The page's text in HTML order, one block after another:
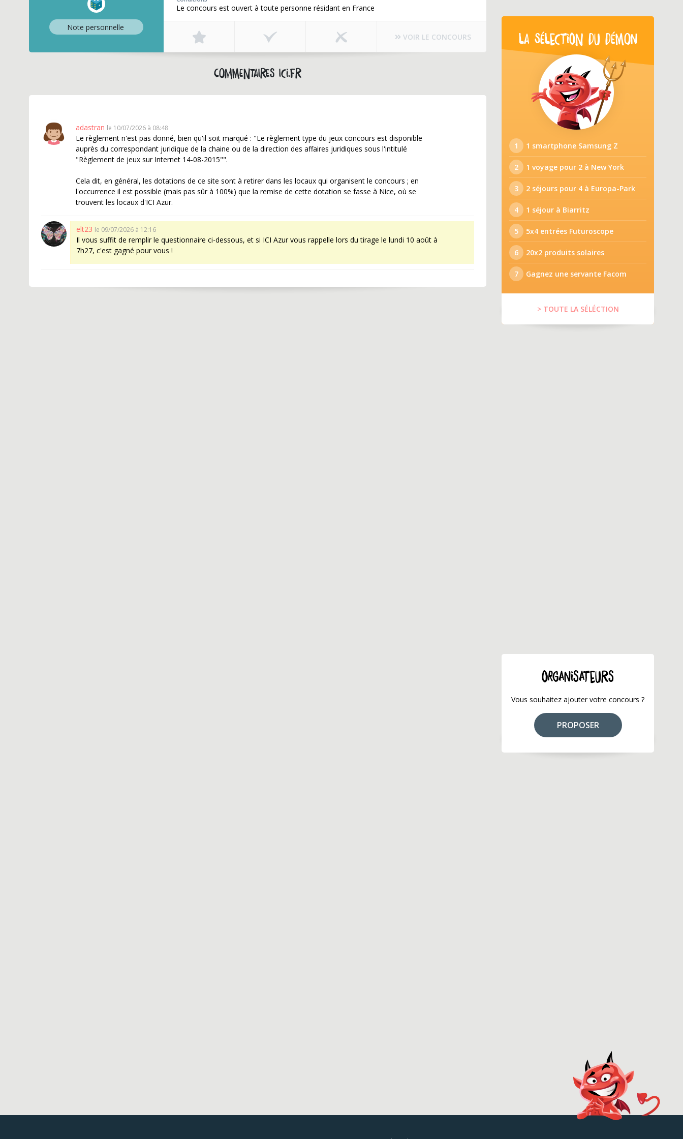
Note personnelle
Le concours est ouvert à toute personne résidant en France
VOIR LE CONCOURS
Commentaires ici.fr
adastran le 10/07/2026 à 08:48
Le règlement n'est pas donné, bien qu'il soit marqué : "Le règlement type du jeux concours est disponible
auprès du correspondant juridique de la chaine ou de la direction des affaires juridiques sous l'intitulé
"Règlement de jeux sur Internet 14-08-2015"".
Cela dit, en général, les dotations de ce site sont à retirer dans les locaux qui organisent le concours ; en
l'occurrence il est possible (mais pas sûr à 100%) que la remise de cette dotation se fasse à Nice, où se
trouvent les locaux d'ICI Azur.
elt23 le 09/07/2026 à 12:16
Il vous suffit de remplir le questionnaire ci-dessous, et si ICI Azur vous rappelle lors du tirage le lundi 10 août à
7h27, c'est gagné pour vous !
LA SÉLECTION DU DÉMON
1 1 smartphone Samsung Z
2 1 voyage pour 2 à New York
3 2 séjours pour 4 à Europa-Park
4 1 séjour à Biarritz
5 5x4 entrées Futuroscope
6 20x2 produits solaires
7 Gagnez une servante Facom
> TOUTE LA SÉLÉCTION
ORGANISATEURS
Vous souhaitez ajouter votre concours ?
PROPOSER